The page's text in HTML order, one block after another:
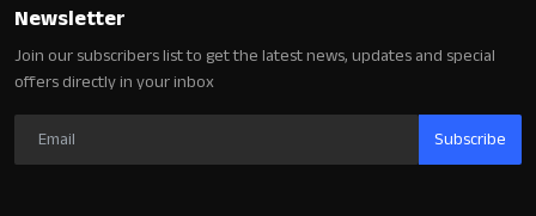
Newsletter
Join our subscribers list to get the latest news, updates and special
offers directly in your inbox
Subscribe